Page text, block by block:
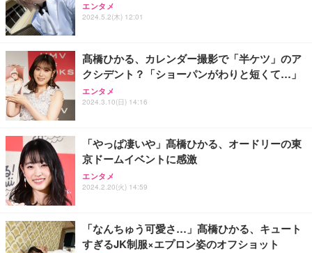
エンタメ
2024.5.2(木) 12:01
髙橋ひかる、カレンダー撮影で「半ケツ」のア
クシデント？「ショーパンがわりと短くて…」
エンタメ
2024.3.10(日) 14:16
「やっぱ凄いや」髙橋ひかる、オードリーの東
京ドームイベントに感激
エンタメ
2024.2.20(火) 14:59
「なんちゅう可愛さ…」髙橋ひかる、キュート
すぎるJK制服×エプロン姿のオフショット